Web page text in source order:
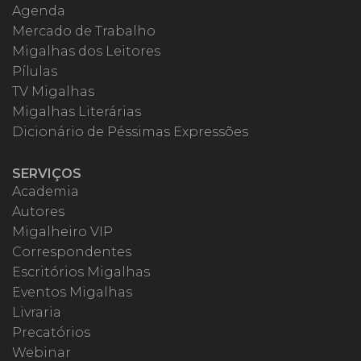
Agenda
Mercado de Trabalho
Migalhas dos Leitores
Pílulas
TV Migalhas
Migalhas Literárias
Dicionário de Péssimas Expressões
SERVIÇOS
Academia
Autores
Migalheiro VIP
Correspondentes
Escritórios Migalhas
Eventos Migalhas
Livraria
Precatórios
Webinar